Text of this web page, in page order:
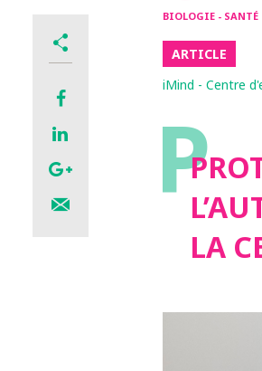
BIOLOGIE - SANTÉ
ARTICLE
iMind - Centre
P
LA